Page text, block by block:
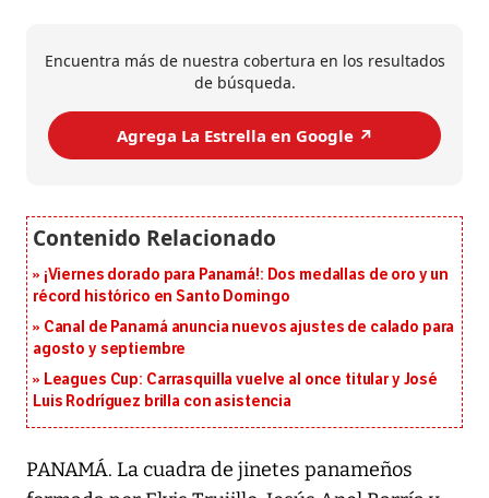
Encuentra más de nuestra cobertura en los resultados
de búsqueda.
Agrega La Estrella en Google ↗️
¡Viernes dorado para Panamá!: Dos medallas de oro y un
récord histórico en Santo Domingo
Canal de Panamá anuncia nuevos ajustes de calado para
agosto y septiembre
Leagues Cup: Carrasquilla vuelve al once titular y José
Luis Rodríguez brilla con asistencia
PANAMÁ. La cuadra de jinetes panameños